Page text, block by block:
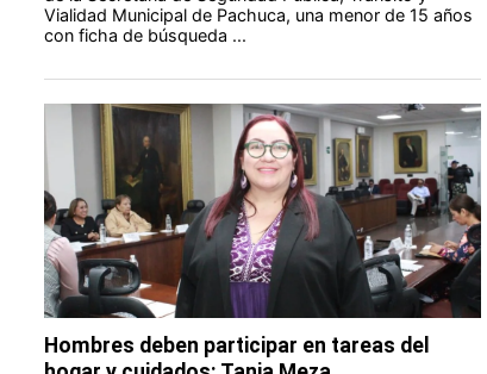
Vialidad Municipal de Pachuca, una menor de 15 años
con ficha de búsqueda ...
Hombres deben participar en tareas del